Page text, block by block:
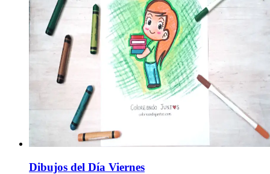
Dibujos del Día Viernes